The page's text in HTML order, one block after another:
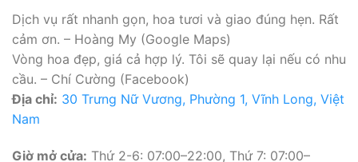
Dịch vụ rất nhanh gọn, hoa tươi và giao đúng hẹn. Rất
cảm ơn. – Hoàng My (Google Maps)
Vòng hoa đẹp, giá cả hợp lý. Tôi sẽ quay lại nếu có nhu
cầu. – Chí Cường (Facebook)
Địa chỉ: 30 Trưng Nữ Vương, Phường 1, Vĩnh Long, Việt
Nam
Giờ mở cửa: Thứ 2-6: 07:00–22:00, Thứ 7: 07:00–